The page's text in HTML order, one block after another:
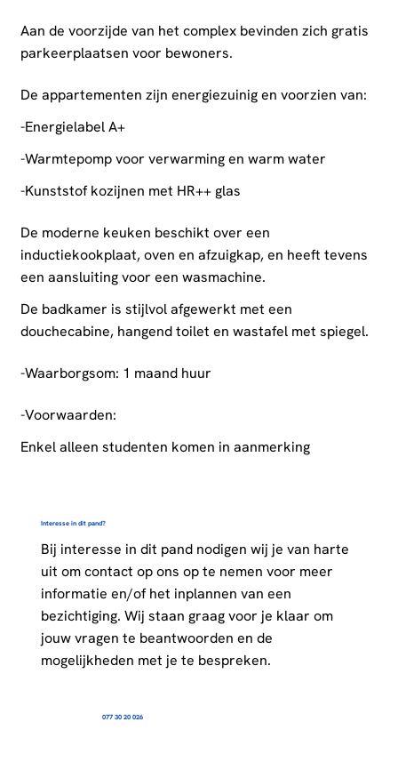
Aan de voorzijde van het complex bevinden zich gratis
parkeerplaatsen voor bewoners.
De appartementen zijn energiezuinig en voorzien van:
-Energielabel A+
-Warmtepomp voor verwarming en warm water
-Kunststof kozijnen met HR++ glas
De moderne keuken beschikt over een
inductiekookplaat, oven en afzuigkap, en heeft tevens
een aansluiting voor een wasmachine.
De badkamer is stijlvol afgewerkt met een
douchecabine, hangend toilet en wastafel met spiegel.
-Waarborgsom: 1 maand huur
-Voorwaarden:
Enkel alleen studenten komen in aanmerking
Interesse in dit pand?
Bij interesse in dit pand nodigen wij je van harte
uit om contact op ons op te nemen voor meer
informatie en/of het inplannen van een
bezichtiging. Wij staan graag voor je klaar om
jouw vragen te beantwoorden en de
mogelijkheden met je te bespreken.
077 30 20 026